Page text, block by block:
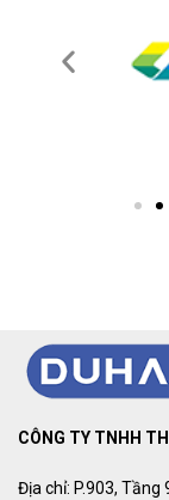
CÔNG TY TNHH
Địa chỉ: P.903, Tầng